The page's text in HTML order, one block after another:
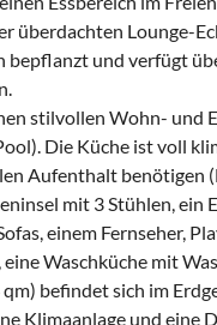
überdachten Lounge-
und verfügt
stilvollen Wohn- und
Die Küche ist voll
Aufenthalt benötigen
mit 3 Stühlen,
einem Fernseher,
Waschküche mit
befindet sich im
Klimaanlage und